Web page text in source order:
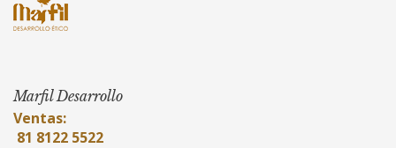
Marfil Desarrollo
Ventas:
81 8122 5522